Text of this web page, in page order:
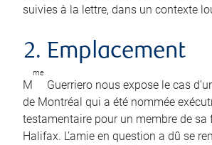
suivies à la lettre, dans un contexte
2. Emplacement
M
me
Guerriero nous expose le cas
de Montréal qui a été nommée
testamentaire pour un membre de
Halifax. L’amie en question a dû se